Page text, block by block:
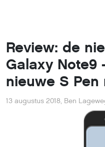
Review: de
Galaxy
nieuwe S
13 augustus 2018, Ben